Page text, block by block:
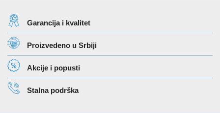
Garancija i kvalitet
Proizvedeno u Srbiji
Akcije i popusti
Stalna podrška